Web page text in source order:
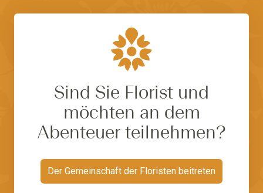
Sind Sie Florist und
möchten an dem
Abenteuer teilnehmen?
Der Gemeinschaft der Floristen beitreten